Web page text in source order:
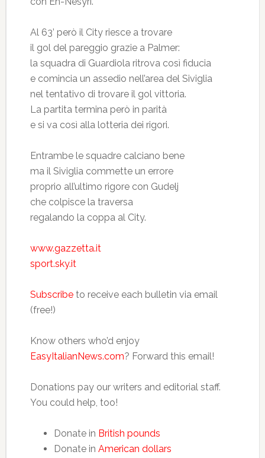
Al 63’ però il City riesce a trovare
il gol del pareggio grazie a Palmer:
la squadra di Guardiola ritrova così fiducia
e comincia un assedio nell’area del Siviglia
nel tentativo di trovare il gol vittoria.
La partita termina però in parità
e si va così alla lotteria dei rigori.
Entrambe le squadre calciano bene
ma il Siviglia commette un errore
proprio all’ultimo rigore con Gudelj
che colpisce la traversa
regalando la coppa al City.
www.gazzetta.it
sport.sky.it
Subscribeto receive each bulletin via email
(free!)
Know others who’d enjoy
EasyItalianNews.com? Forward this email!
Donations pay our writers and editorial staff.
You could help, too!
Donate in British pounds
Donate in American dollars